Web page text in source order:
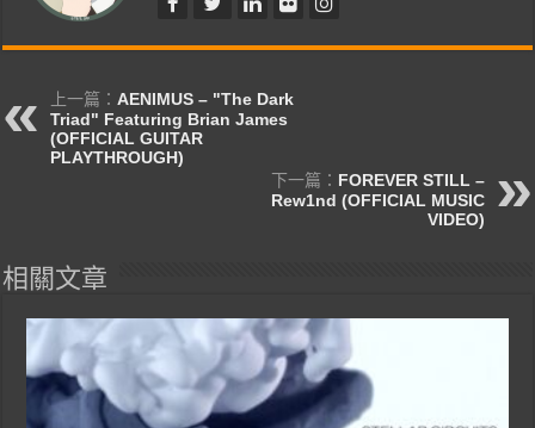
上一篇：AENIMUS – "The Dark
Triad" Featuring Brian James
(OFFICIAL GUITAR
PLAYTHROUGH)
下一篇： FOREVER STILL –
Rew1nd (OFFICIAL MUSIC
VIDEO)
相關文章